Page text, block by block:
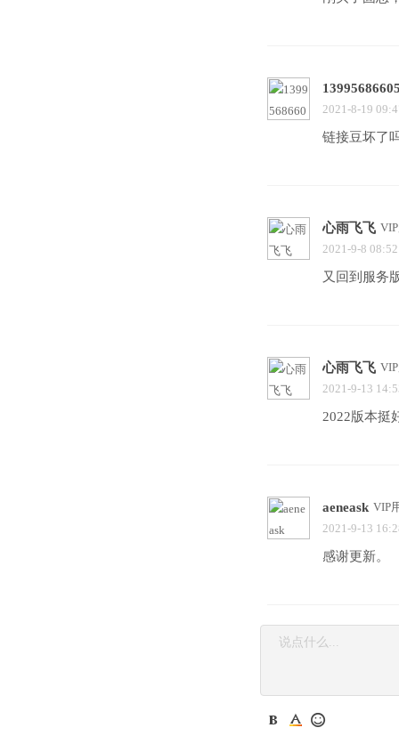
2021-8-19
链接豆坏了
心雨飞飞
2021-9-8
又回到服务
心雨飞飞
2021-9-13
2022版本挺
aeneask VIP
2021-9-13
感谢更新。